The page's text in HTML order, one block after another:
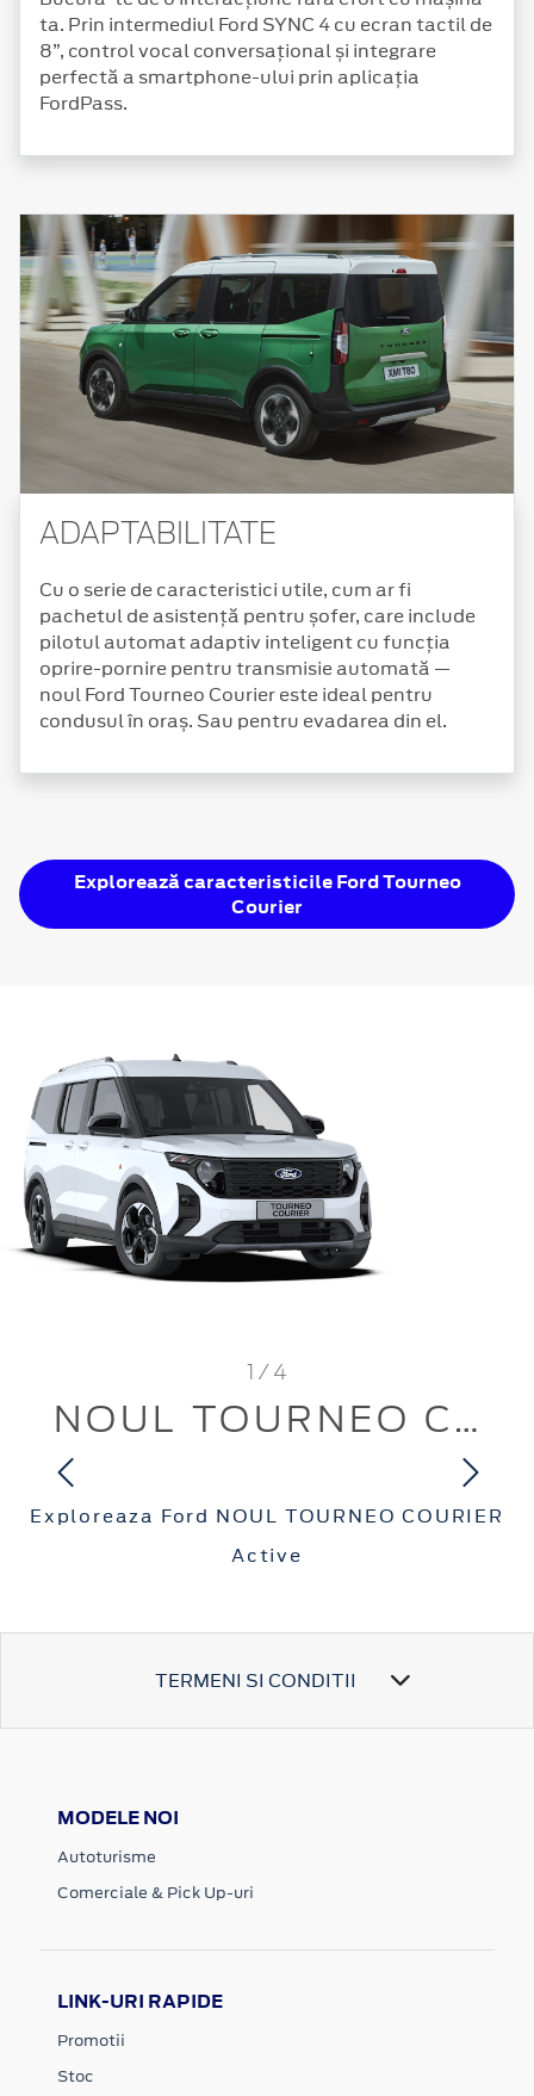
ta. Prin intermediul Ford SYNC 4 cu ecran tactil de
8”, control vocal conversațional și integrare
perfectă a smartphone-ului prin aplicația
FordPass.
ADAPTABILITATE
Cu o serie de caracteristici utile, cum ar fi
pachetul de asistență pentru șofer, care include
pilotul automat adaptiv inteligent cu funcția
oprire-pornire pentru transmisie automată —
noul Ford Tourneo Courier este ideal pentru
condusul în oraș. Sau pentru evadarea din el.
Explorează caracteristicile Ford Tourneo
Courier
1 / 4
NOUL TOURNEO COURIER Active
Exploreaza Ford NOUL TOURNEO COURIER
Active
TERMENI SI CONDITII
MODELE NOI
Autoturisme
Comerciale & Pick Up-uri
LINK-URI RAPIDE
Promotii
Stoc